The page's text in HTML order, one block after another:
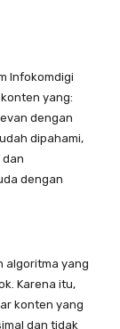
Infokomdigi
yang:
dengan
dipahami,
dengan
algoritma yang
Karena itu,
konten yang
dan tidak